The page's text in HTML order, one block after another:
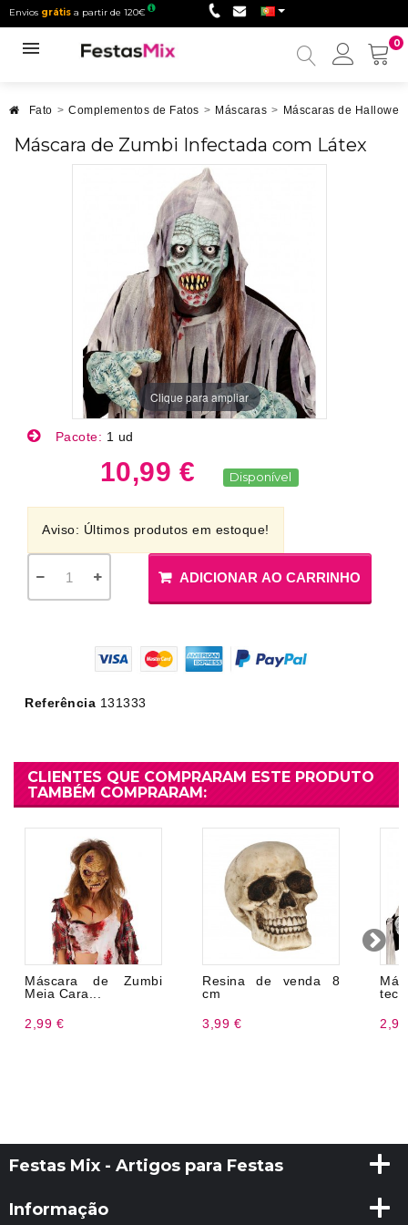
Envios grátis a partir de 120€
0
Minha
Fato > Complementos de Fatos > Máscaras > Máscaras de
Máscara de Zumbi Infectada com Látex
Clique para ampliar
Pacote: 1 ud
10,99 € Disponível
Aviso: Últimos produtos em estoque!
ADICIONAR AO CARRINHO
Referência 131333
CLIENTES QUE COMPRARAM ESTE PRODUTO
TAMBÉM COMPRARAM:
Máscara de Zumbi
Meia Cara...
2,99 €
Resina de venda 8
cm
3,99 €
Festas Mix - Artigos para Festas
Informação